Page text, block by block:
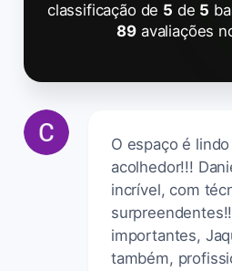
classificação de 5 de 5
89 avaliações
O espaço é
acolhedor!!!
incrível, com
importantes,
também,